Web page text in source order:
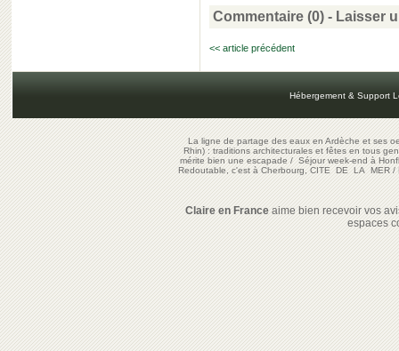
Commentaire (0) - Laisser
<< article précédent
Hébergement & Support
La ligne de partage des eaux en Ardèche et ses
Rhin) : traditions architecturales et fêtes en tous
mérite bien une escapade/Séjour week-end à
Redoutable, c'est à Cherbourg, CITE DE LA MER/
Claire en Franceaime bien recevoir vos
espaces